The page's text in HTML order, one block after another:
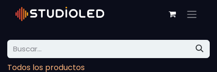
Todos los productos